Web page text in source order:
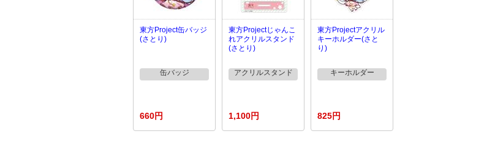
東方Project缶バッジ
(さとり)
缶バッジ
660円
東方Projectじゃんこ
れアクリルスタンド
(さとり)
アクリルスタンド
1,100円
東方Projectアクリル
キーホルダー(さと
り)
キーホルダー
825円